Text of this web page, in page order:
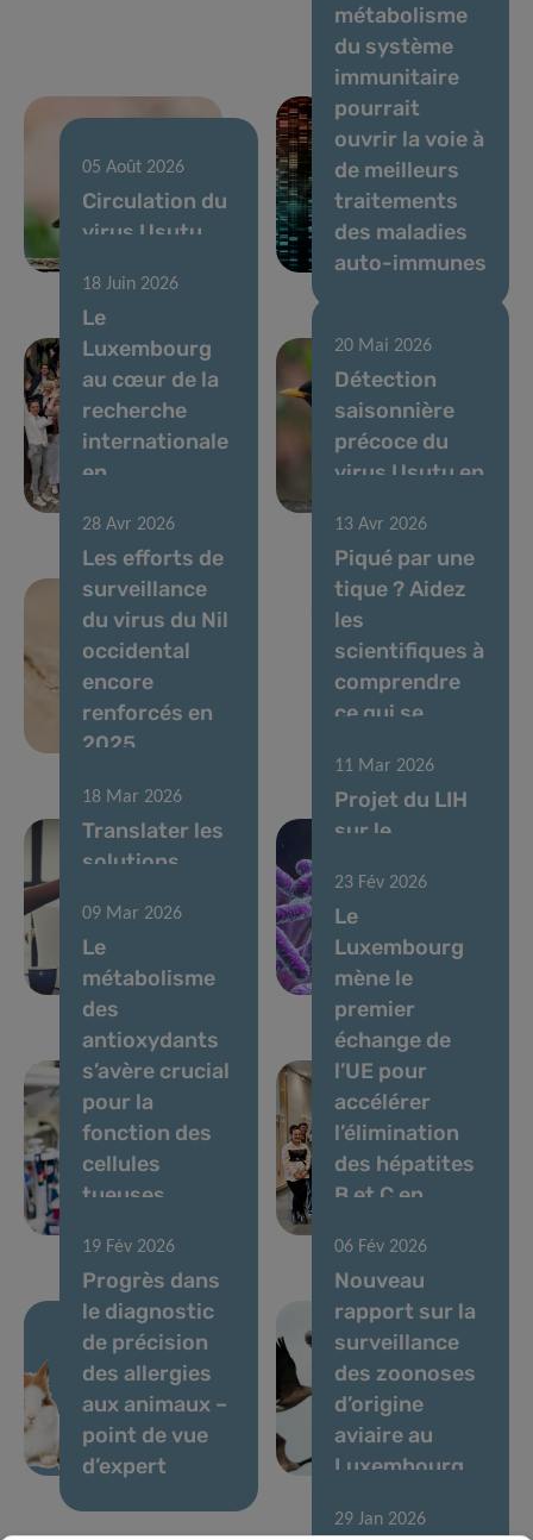
05 Août 2026
Circulation du
virus Usutu,
métabolisme
du système
immunitaire
pourrait
ouvrir la voie à
de meilleurs
traitements
des maladies
auto-immunes
18 Juin 2026
Le
Luxembourg
au cœur de la
recherche
internationale
en
immunométabolisme
20 Mai 2026
Détection
saisonnière
précoce du
virus Usutu en
28 Avr 2026
Les efforts de
surveillance
du virus du Nil
occidental
encore
renforcés en
2025
13 Avr 2026
Piqué par une
tique ? Aidez
les
scientifiques à
comprendre
ce qui se
18 Mar 2026
Translater les
solutions
microbiome
pour la santé
intestinale
11 Mar 2026
Projet du LIH
sur le
soutenu par
une bourse
postdoctorale
MSCA
09 Mar 2026
Le
métabolisme
des
antioxydants
s’avère crucial
pour la
fonction des
cellules
tueuses
23 Fév 2026
Le
Luxembourg
mène le
premier
échange de
l’UE pour
accélérer
l’élimination
des hépatites
B et C en
19 Fév 2026
Progrès dans
le diagnostic
de précision
des allergies
aux animaux –
point de vue
d’expert
06 Fév 2026
Nouveau
rapport sur la
surveillance
des zoonoses
d’origine
aviaire au
Luxembourg
29 Jan 2026